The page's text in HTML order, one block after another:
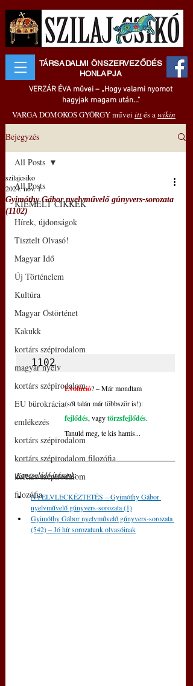
TÁRSADALMI ÖNSZERVEZŐDÉS
HONLAPJA
VERZÁR ÉVA művei – „Hogy valami nyomot
hagyjak magam után..."
VARGA DOMOKOS GYÖRGY művei ittés awikin
Bejegyzés
All Posts
KIEMELT CIKKEK
Hírek, újdonságok
Tisztelt Olvasó!
Magyar Idő
Új Történelem
Kultúra
Magyar Őstörténet
Kakukk
kortárs szépirodalom
magyar nyelv
kortárs szépirodalom
EU bürokrácia
emlékezés
kortárs szépirodalom
kortárs szépirodalom filozófia
kortárs szépirodalom
filozófia
All Posts
Gyimóthy Gábor nyelvművelő gúnyvers-sorozata
(1102)
szilajcsiko
2024. nov. 1.
1102
Evolúció? – Már mondtam
(sőt talán már többször is!):
fejlődés, vagy törzsfejlődés.
Tanuld meg, te kis hamis...
Kapcsolódó írásunk:
NYELVLECKÉZTETÉS – Gyimóthy Gábor
nyelvművelő gúnyvers-sorozata (1)
Gyimóthy Gábor nyelvművelő gúnyvers-sorozata
(542) – Jó hír sorozatunk olvasóinak